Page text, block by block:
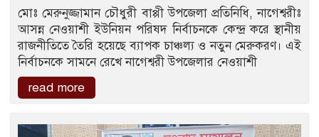
মোঃ মেরুনুজ্জামান চৌধুরী বাপ্পী উপজেলা প্রতিনিধি, নাগেশ্বরীঃ
আসন্ন নেওয়াশী ইউনিয়ন পরিষদ নির্বাচনকে কেন্দ্র করে স্থানীয়
রাজনীতিতে তৈরি হয়েছে ব্যাপক চাঞ্চল্য ও নতুন মেরুকরণ। এই
নির্বাচনকে সামনে রেখে নাগেশ্বরী উপজেলার নেওয়াশী
read more